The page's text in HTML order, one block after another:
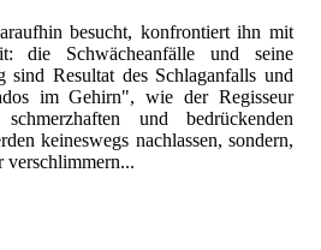
besucht, konfrontiert ihn mit
die Schwächeanfälle und seine
sind Resultat des Schlaganfalls und
im Gehirn", wie der Regisseur
und bedrückenden
keineswegs nachlassen, sondern,
verschlimmern...